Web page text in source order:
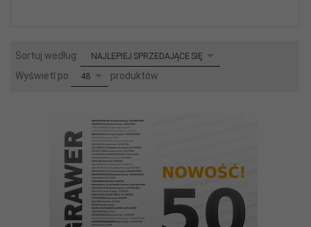
Sortuj według: sortNAJLEPIEJ SPRZEDAJĄCE SIĘ
Wyświetl po pop48 produktów